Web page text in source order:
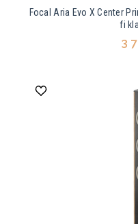
Focal Aria Evo X Center
fi
3